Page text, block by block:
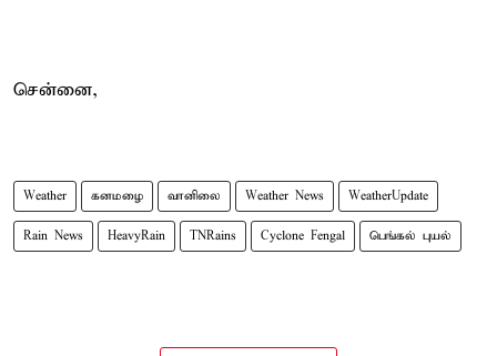
சென்னை,
Weather கனமழை வானிலை Weather News WeatherUpdate
Rain News HeavyRain TNRains Cyclone Fengal பெங்கல் புயல்